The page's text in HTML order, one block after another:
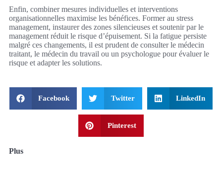
Enfin, combiner mesures individuelles et interventions
organisationnelles maximise les bénéfices. Former au stress
management, instaurer des zones silencieuses et soutenir par le
management réduit le risque d’épuisement. Si la fatigue persiste
malgré ces changements, il est prudent de consulter le médecin
traitant, le médecin du travail ou un psychologue pour évaluer le
risque et adapter les solutions.
Facebook Twitter LinkedIn
Pinterest
Plus